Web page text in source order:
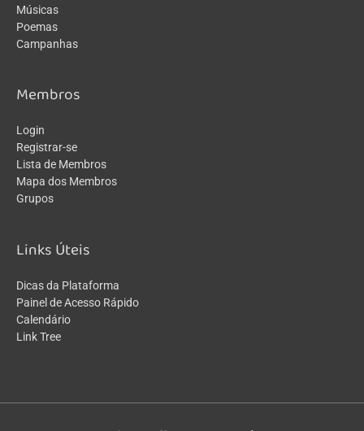
Músicas
Poemas
Campanhas
Membros
Login
Registrar-se
Lista de Membros
Mapa dos Membros
Grupos
Links Úteis
Dicas da Plataforma
Painel de Acesso Rápido
Calendário
Link Tree